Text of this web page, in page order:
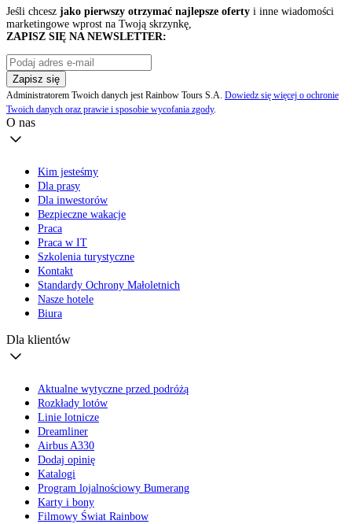
Jeśli chcesz jako pierwszy otrzymać najlepsze oferty i inne wiadomości
marketingowe wprost na Twoją skrzynkę,
ZAPISZ SIĘ NA NEWSLETTER:
Zapisz się
Administratorem Twoich danych jest Rainbow Tours S.A. Dowiedz się więcej o ochronie
Twoich danych oraz prawie i sposobie wycofania zgody.
O nas
Kim jesteśmy
Dla prasy
Dla inwestorów
Bezpieczne wakacje
Praca
Praca w IT
Szkolenia turystyczne
Kontakt
Standardy Ochrony Małoletnich
Nasze hotele
Biura
Dla klientów
Aktualne wytyczne przed podróżą
Rozkłady lotów
Linie lotnicze
Dreamliner
Airbus A330
Dodaj opinię
Katalogi
Program lojalnościowy Bumerang
Karty i bony
Filmowy Świat Rainbow